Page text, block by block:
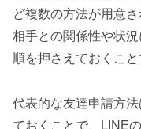
ど複数の方法が用意
相手との関係性や状
順を押さえておくこ
代表的な友達申請方
ておくことで、LINE